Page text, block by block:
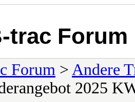
trac Forum
Forum > Andere
2025